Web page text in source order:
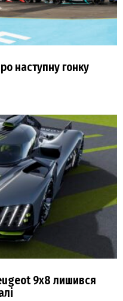
наступну гонку
9х8 лишився